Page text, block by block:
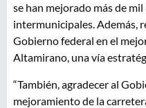
se han mejorado más de
intermunicipales. Además,
Gobierno federal en el
Altamirano, una vía
“También, agradecer al
mejoramiento de la